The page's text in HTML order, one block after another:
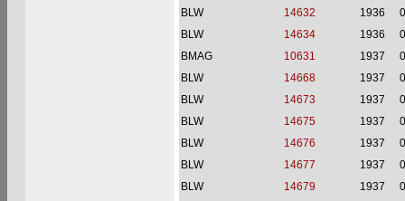
BLW
14632 1936
BLW
14634 1936
BMAG
10631 1937
BLW
14668 1937
BLW
14673 1937
BLW
14675 1937
BLW
14676 1937
BLW
14677 1937
BLW
14679 1937